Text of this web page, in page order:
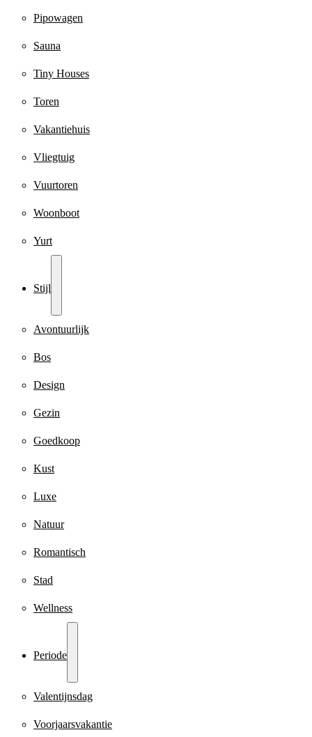
Pipowagen
Sauna
Tiny Houses
Toren
Vakantiehuis
Vliegtuig
Vuurtoren
Woonboot
Yurt
Stijl
Avontuurlijk
Bos
Design
Gezin
Goedkoop
Kust
Luxe
Natuur
Romantisch
Stad
Wellness
Periode
Valentijnsdag
Voorjaarsvakantie